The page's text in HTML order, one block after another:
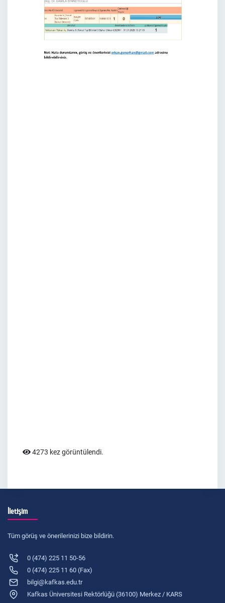
4273 kez görüntülendi.
İletişim
Tüm görüş ve önerilerinizi bize bildirin.
0 (474) 225 11 50-56
0 (474) 225 11 60 (Fax)
bilgi@kafkas.edu.tr
Kafkas Üniversitesi Rektörlüğü (36100) Merkez / KARS